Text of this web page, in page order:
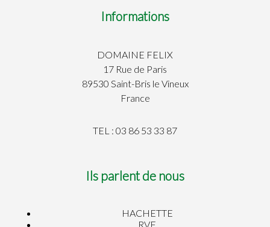
Informations
DOMAINE FELIX
17 Rue de Paris
89530 Saint-Bris le Vineux
France
TEL : 03 86 53 33 87
Ils parlent de nous
HACHETTE
RVF